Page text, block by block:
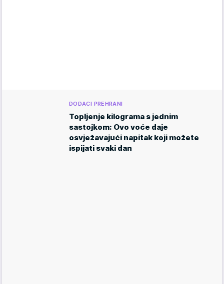
DODACI PREHRANI
Topljenje kilograma s jednim
sastojkom: Ovo voće daje
osvježavajući napitak koji možete
ispijati svaki dan